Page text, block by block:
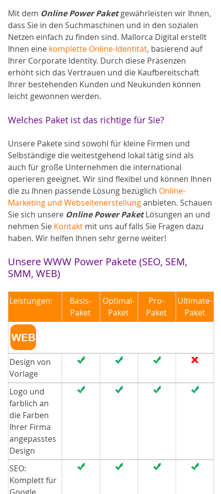
Mit dem Online Power Paketgewährleisten wir Ihnen,
dass Sie in den Suchmaschinen und in den sozialen
Netzen einfach zu finden sind. Mallorca Digital erstellt
Ihnen eine komplette Online-Identität, basierend auf
Ihrer Corporate Identity. Durch diese Präsenzen
erhöht sich das Vertrauen und die Kaufbereitschaft
Ihrer bestehenden Kunden und Neukunden können
leicht gewonnen werden.
Welches Paket ist das richtige für Sie?
Unsere Pakete sind sowohl für kleine Firmen und
Selbständige die weitestgehend lokal tätig sind als
auch für große Unternehmen die international
operieren geeignet. Wir sind flexibel und können Ihnen
die zu Ihnen passende Lösung bezüglich Online-
Marketing und Webseitenerstellunganbieten. Schauen
Sie sich unsere Online Power PaketLösungen an und
nehmen Sie Kontakt mit uns auf falls Sie Fragen dazu
haben. Wir helfen Ihnen sehr gerne weiter!
Unsere WWW Power Pakete (SEO, SEM,
SMM, WEB)
Leistungen:
Basis-
Paket
Optimal-
Paket
Pro-
Paket
Ultimate-
Paket
Design von
Vorlage
Logo und
farblich an
die Farben
Ihrer Firma
angepasstes
Design
SEO:
Komplett für